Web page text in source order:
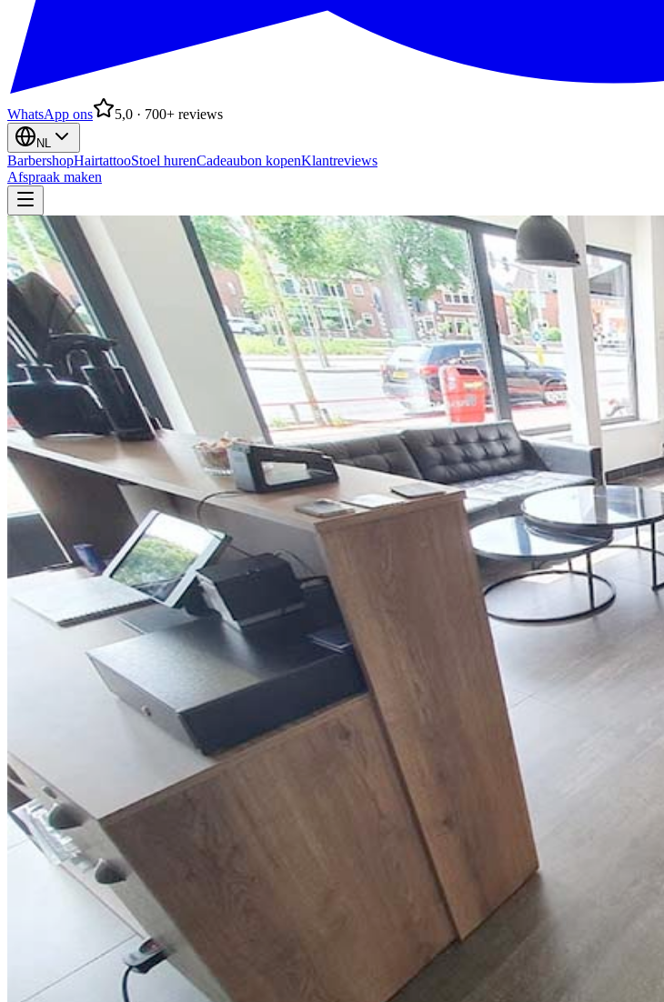
WhatsApp ons 5,0 · 700+ reviews
NL
BarbershopHairtattooStoel hurenCadeaubon kopenKlantreviews
Afspraak maken